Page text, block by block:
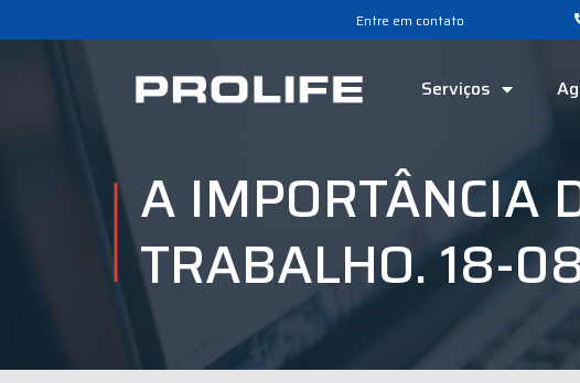
Entre em contato
Serviços
A IMPORTÂNCIA
TRABALHO. 18-